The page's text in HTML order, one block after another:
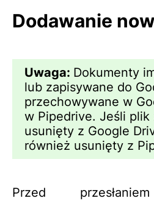
Dodawanie
Uwaga: Dokumenty
lub zapisywane do
przechowywane w
w Pipedrive. Jeśli plik
usunięty z Google
również usunięty z
Przed